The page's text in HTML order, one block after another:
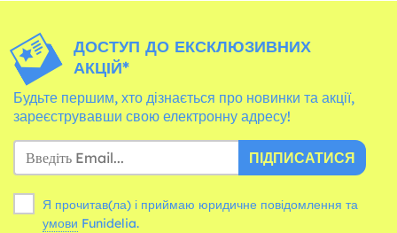
ДОСТУП ДО ЕКСКЛЮЗИВНИХ
АКЦІЙ*
Будьте першим, хто дізнається про новинки та акції,
зареєструвавши свою електронну адресу!
ПІДПИСАТИСЯ
Я прочитав(ла) і приймаю юридичне повідомлення та
умови Funidelia.